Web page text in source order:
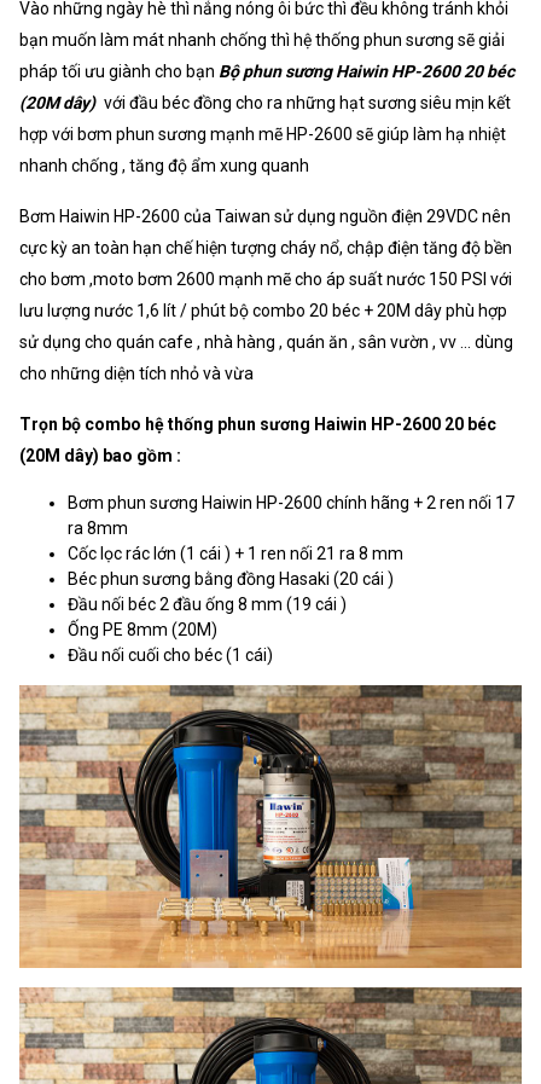
Vào những ngày hè thì nắng nóng ôi bức thì đều không tránh khỏi
bạn muốn làm mát nhanh chống thì hệ thống phun sương sẽ giải
pháp tối ưu giành cho bạn Bộ phun sương Haiwin HP-2600 20 béc
(20M dây) với đầu béc đồng cho ra những hạt sương siêu mịn kết
hợp với bơm phun sương mạnh mẽ HP-2600 sẽ giúp làm hạ nhiệt
nhanh chống , tăng độ ẩm xung quanh
Bơm Haiwin HP-2600 của Taiwan sử dụng nguồn điện 29VDC nên
cực kỳ an toàn hạn chế hiện tượng cháy nổ, chập điện tăng độ bền
cho bơm ,moto bơm 2600 mạnh mẽ cho áp suất nước 150 PSI với
lưu lượng nước 1,6 lít / phút bộ combo 20 béc + 20M dây phù hợp
sử dụng cho quán cafe , nhà hàng , quán ăn , sân vườn , vv ... dùng
cho những diện tích nhỏ và vừa
Trọn bộ combo hệ thống phun sương Haiwin HP-2600 20 béc
(20M dây) bao gồm :
Bơm phun sương Haiwin HP-2600 chính hãng + 2 ren nối 17
ra 8mm
Cốc lọc rác lớn (1 cái ) + 1 ren nối 21 ra 8 mm
Béc phun sương bằng đồng Hasaki (20 cái )
Đầu nối béc 2 đầu ống 8 mm (19 cái )
Ống PE 8mm (20M)
Đầu nối cuối cho béc (1 cái)